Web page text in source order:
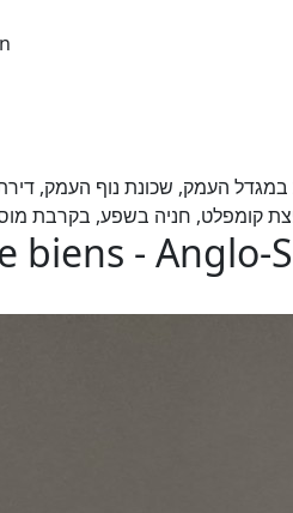
biens - Anglo-